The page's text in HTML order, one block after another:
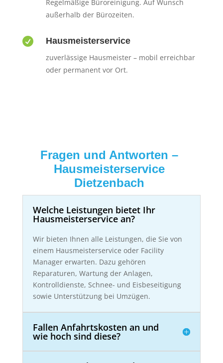
Regelmäßige Büroreinigung. Auf Wunsch
außerhalb der Bürozeiten.
 Hausmeisterservice
zuverlässige Hausmeister – mobil erreichbar
oder permanent vor Ort.
Fragen und Antworten –
Hausmeisterservice
Dietzenbach
Welche Leistungen bietet Ihr
Hausmeisterservice an?
Wir bieten Ihnen alle Leistungen, die Sie von
einem Hausmeisterservice oder Facility
Manager erwarten. Dazu gehören
Reparaturen, Wartung der Anlagen,
Kontrolldienste, Schnee- und Eisbeseitigung
sowie Unterstützung bei Umzügen.
Fallen Anfahrtskosten an und
wie hoch sind diese?